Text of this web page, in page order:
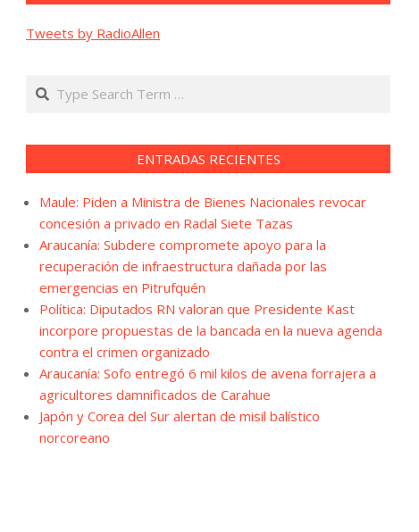
Tweets by RadioAllen
Search
ENTRADAS RECIENTES
Maule: Piden a Ministra de Bienes Nacionales revocar
concesión a privado en Radal Siete Tazas
Araucanía: Subdere compromete apoyo para la
recuperación de infraestructura dañada por las
emergencias en Pitrufquén
Política: Diputados RN valoran que Presidente Kast
incorpore propuestas de la bancada en la nueva agenda
contra el crimen organizado
Araucanía: Sofo entregó 6 mil kilos de avena forrajera a
agricultores damnificados de Carahue
Japón y Corea del Sur alertan de misil balístico
norcoreano